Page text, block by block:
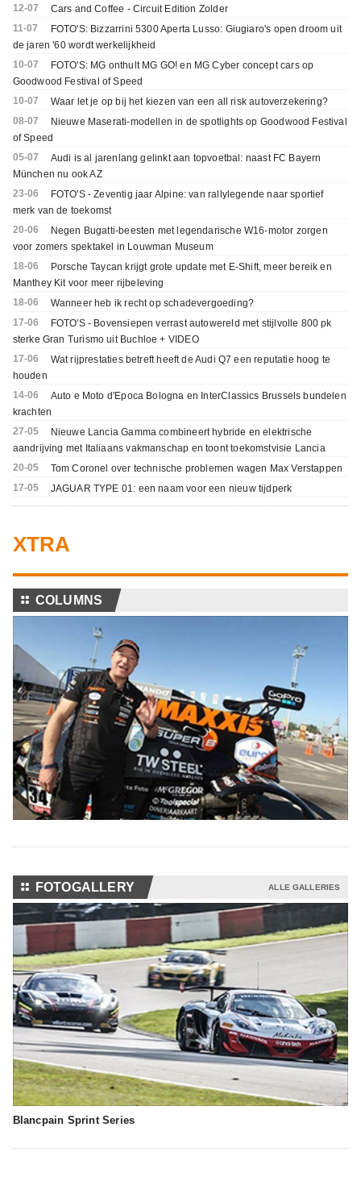
12-07
Cars and Coffee - Circuit Edition Zolder
11-07
FOTO'S: Bizzarrini 5300 Aperta Lusso: Giugiaro's open droom uit
de jaren '60 wordt werkelijkheid
10-07
FOTO'S: MG onthult MG GO! en MG Cyber concept cars op
Goodwood Festival of Speed
10-07
Waar let je op bij het kiezen van een all risk autoverzekering?
08-07
Nieuwe Maserati-modellen in de spotlights op Goodwood Festival
of Speed
05-07
Audi is al jarenlang gelinkt aan topvoetbal: naast FC Bayern
München nu ook AZ
23-06
FOTO'S - Zeventig jaar Alpine: van rallylegende naar sportief
merk van de toekomst
20-06
Negen Bugatti-beesten met legendarische W16-motor zorgen
voor zomers spektakel in Louwman Museum
18-06
Porsche Taycan krijgt grote update met E-Shift, meer bereik en
Manthey Kit voor meer rijbeleving
18-06
Wanneer heb ik recht op schadevergoeding?
17-06
FOTO'S - Bovensiepen verrast autowereld met stijlvolle 800 pk
sterke Gran Turismo uit Buchloe + VIDEO
17-06
Wat rijprestaties betreft heeft de Audi Q7 een reputatie hoog te
houden
14-06
Auto e Moto d'Epoca Bologna en InterClassics Brussels bundelen
krachten
27-05
Nieuwe Lancia Gamma combineert hybride en elektrische
aandrijving met Italiaans vakmanschap en toont toekomstvisie Lancia
20-05
Tom Coronel over technische problemen wagen Max Verstappen
17-05
JAGUAR TYPE 01: een naam voor een nieuw tijdperk
XTRA
⚏ COLUMNS
⚏ FOTOGALLERY ALLE GALLERIES
Blancpain Sprint Series